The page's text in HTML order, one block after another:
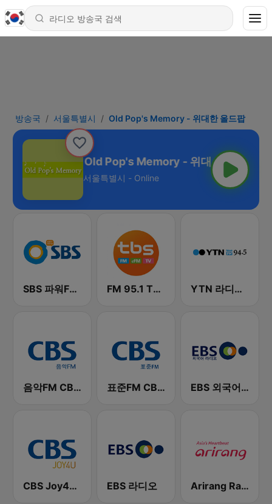
방송국 서울특별시 Old Pop's Memory - 위대한 올드팝
Old Pop's Memory - 위대한 올드팝
서울특별시 - Online
SBS 파워FM-SBS 라디오 FM 95.1 TBS fm YTN 라디오 (YTN FM) - 24 Hours News Channel
음악FM CBS 라디오 (Music FM) 표준FM CBS 라디오 (Standard FM) EBS 외국어 라디오 (i-radio)
CBS Joy4U-CBS 라디오 EBS 라디오 Arirang Radio